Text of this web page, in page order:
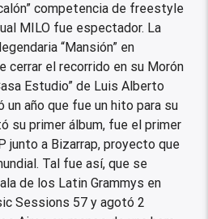
competencia de freestyle
MILO fue espectador. La
“Mansión” en
cerrar el recorrido en su Morón
Estudio” de Luis Alberto
año que fue un hito para su
su primer álbum, fue el primer
junto a Bizarrap, proyecto que
Tal fue así, que se
de los Latin Grammys en
Sessions 57 y agotó 2